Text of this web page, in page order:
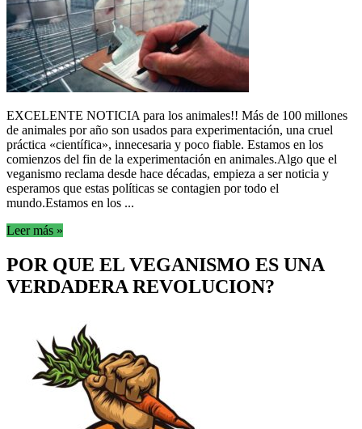
EXCELENTE NOTICIA para los animales!! Más de 100 millones
de animales por año son usados para experimentación, una cruel
práctica «científica», innecesaria y poco fiable. Estamos en los
comienzos del fin de la experimentación en animales.Algo que el
veganismo reclama desde hace décadas, empieza a ser noticia y
esperamos que estas políticas se contagien por todo el
mundo.Estamos en los ...
Leer más »
POR QUE EL VEGANISMO ES UNA
VERDADERA REVOLUCION?